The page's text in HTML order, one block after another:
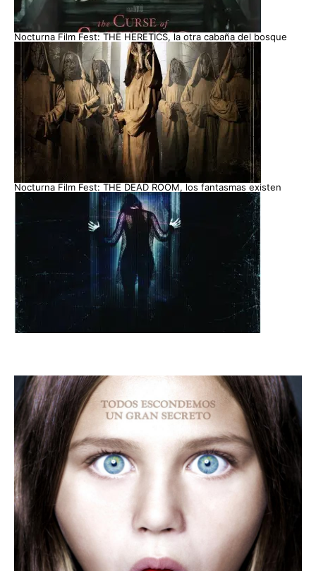
Nocturna Film Fest: THE HERETICS, la otra cabaña del bosque
Nocturna Film Fest: THE DEAD ROOM, los fantasmas existen